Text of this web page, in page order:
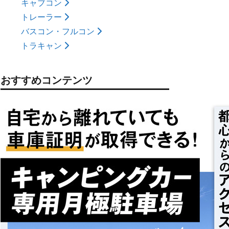
キャブコン
トレーラー
バスコン・フルコン
トラキャン
おすすめコンテンツ